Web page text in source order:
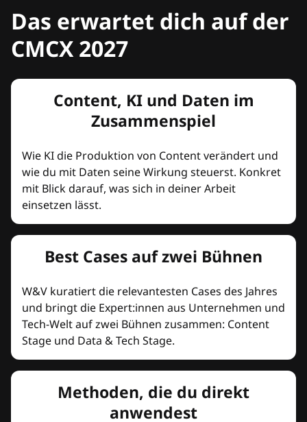
Das erwartet dich auf der
CMCX 2027
Content, KI und Daten im
Zusammenspiel
Wie KI die Produktion von Content verändert und
wie du mit Daten seine Wirkung steuerst. Konkret
mit Blick darauf, was sich in deiner Arbeit
einsetzen lässt.
Best Cases auf zwei Bühnen
W&V kuratiert die relevantesten Cases des Jahres
und bringt die Expert:innen aus Unternehmen und
Tech-Welt auf zwei Bühnen zusammen: Content
Stage und Data & Tech Stage.
Methoden, die du direkt
anwendest